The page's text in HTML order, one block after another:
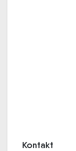
Kontakt